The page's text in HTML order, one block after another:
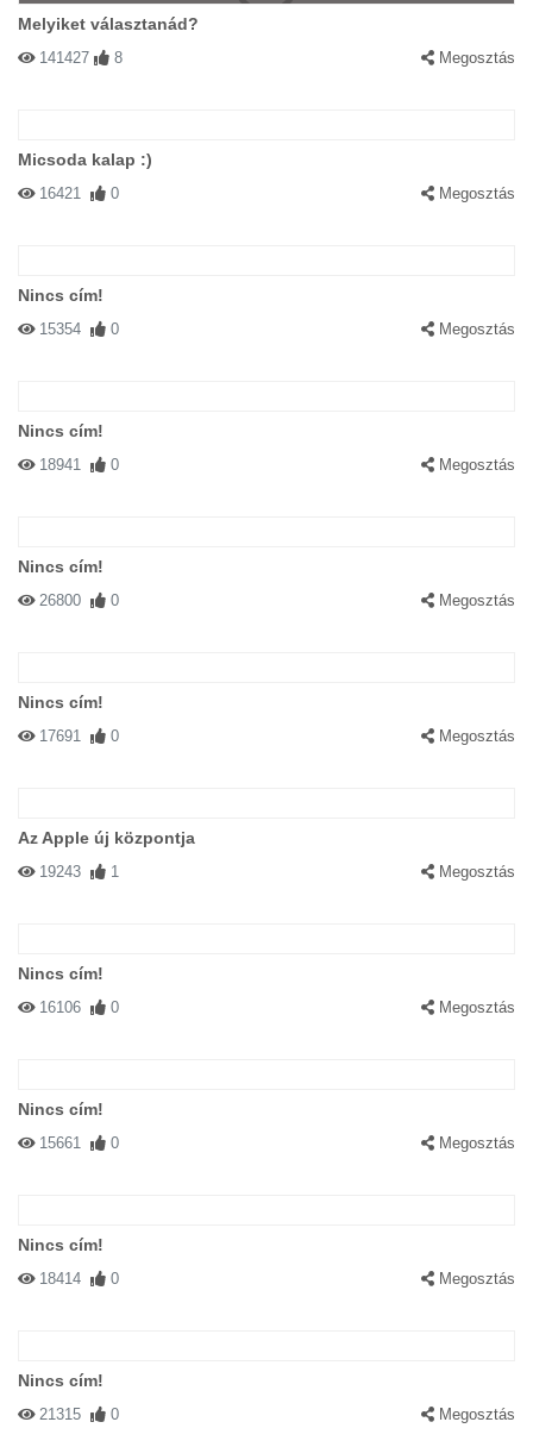
Melyiket választanád?
141427 8 Megosztás
Micsoda kalap :)
16421 0 Megosztás
Nincs cím!
15354 0 Megosztás
Nincs cím!
18941 0 Megosztás
Nincs cím!
26800 0 Megosztás
Nincs cím!
17691 0 Megosztás
Az Apple új központja
19243 1 Megosztás
Nincs cím!
16106 0 Megosztás
Nincs cím!
15661 0 Megosztás
Nincs cím!
18414 0 Megosztás
Nincs cím!
21315 0 Megosztás